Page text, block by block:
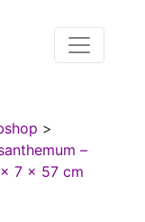
>
–
7 x 57 cm